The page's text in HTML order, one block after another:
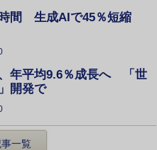
間 生成AIで45％短縮
年平均9.6％成長へ 「世
開発で
一覧